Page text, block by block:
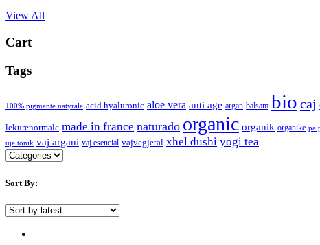
View All
Cart
Tags
100% pigmente natyrale acid hyaluronic aloe vera anti age argan balsam bio caj
lekurenormale made in france naturado organic organik organike pa
uje tonik vaj argani vaj esencial vajvegjetal xhel dushi yogi tea
Sort By: